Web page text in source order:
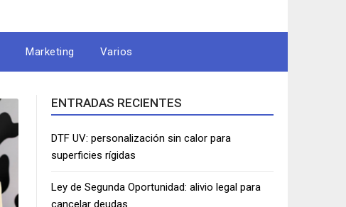
Marketing Varios
ENTRADAS RECIENTES
DTF UV: personalización sin calor para
superficies rígidas
Ley de Segunda Oportunidad: alivio legal para
cancelar deudas